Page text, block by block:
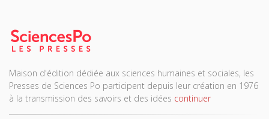
Maison d'édition dédiée aux sciences humaines et sociales, les
Presses de Sciences Po participent depuis leur création en 1976
à la transmission des savoirs et des idées continuer